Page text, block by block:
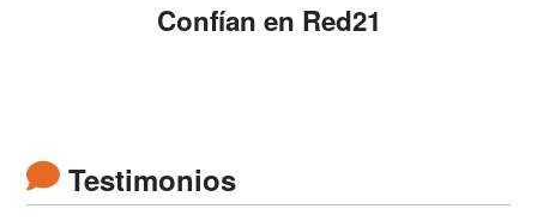
Confían en Red21
Testimonios